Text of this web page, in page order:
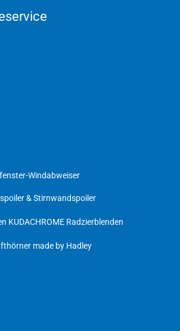
Windabweiser
& Stirnwandspoiler
KUDACHROME Radzierblenden
made by Hadley